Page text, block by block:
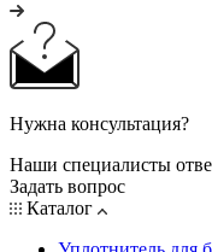
Нужна консультация?
Наши специалисты
Задать вопрос
Каталог